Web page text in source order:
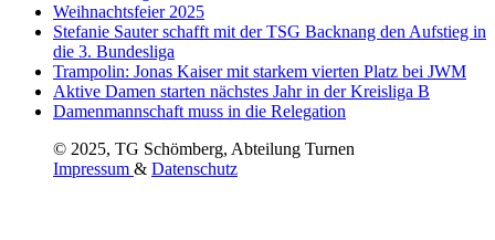
Weihnachtsfeier 2025
Stefanie Sauter schafft mit der TSG Backnang den Aufstieg in
die 3. Bundesliga
Trampolin: Jonas Kaiser mit starkem vierten Platz bei JWM
Aktive Damen starten nächstes Jahr in der Kreisliga B
Damenmannschaft muss in die Relegation
© 2025, TG Schömberg, Abteilung Turnen
Impressum & Datenschutz